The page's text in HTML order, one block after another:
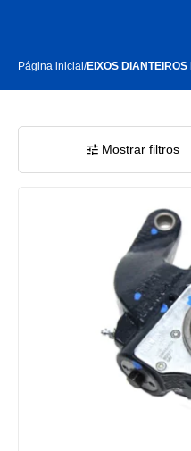
Página inicial/EIXOS
Mostrar filtros